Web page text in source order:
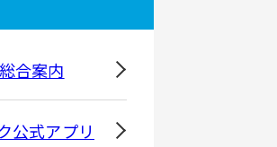
合案内
公式アプリ